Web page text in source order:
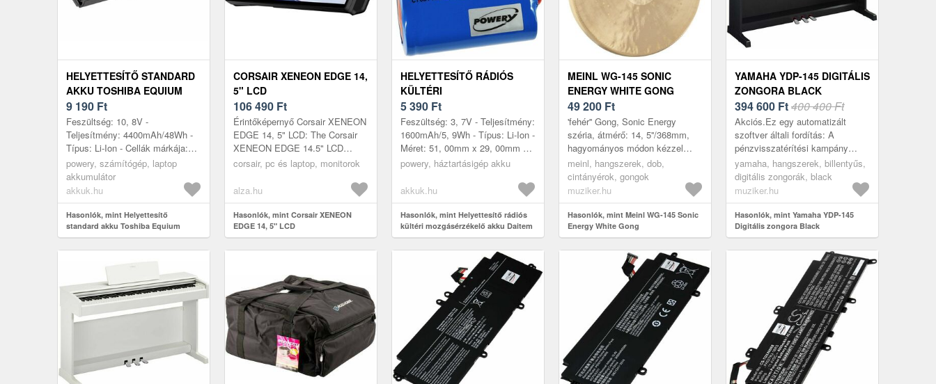
HELYETTESÍTŐ STANDARD
AKKU TOSHIBA EQUIUM
U400-145
9 190 Ft
Feszültség: 10, 8V -
Teljesítmény: 4400mAh/48Wh -
Típus: Li-Ion - Cellák márkája:
LG/SAMSUNG - Cellák száma: 6
- Méret: 205mm x 49, 7mm x 20,
1mm
powery, számítógép, laptop
akkumulátor
akkuk.hu
Hasonlók, mint Helyettesítő
standard akku Toshiba Equium
U400-145
CORSAIR XENEON EDGE 14,
5" LCD
106 490 Ft
Érintőképernyő Corsair XENEON
EDGE 14, 5" LCD: The Corsair
XENEON EDGE 14.5" LCD
Touchscreen is an innovative
workspace...
corsair, pc és laptop, monitorok
alza.hu
Hasonlók, mint Corsair XENEON
EDGE 14, 5" LCD
HELYETTESÍTŐ RÁDIÓS
KÜLTÉRI
MOZGÁSÉRZÉKELŐ AKKU
DAITEM 145-21X
5 390 Ft
Feszültség: 3, 7V - Teljesítmény:
1600mAh/5, 9Wh - Típus: Li-Ion -
Méret: 51, 00mm x 29, 00mm x
14, 50mm
powery, háztartásigép akku
akkuk.hu
Hasonlók, mint Helyettesítő rádiós
kültéri mozgásérzékelő akku Daitem
145-21X
MEINL WG-145 SONIC
ENERGY WHITE GONG
49 200 Ft
'fehér'' Gong, Sonic Energy
széria, átmérő: 14, 5''/368mm,
hagyományos módon kézzel
Kínában gyártják speciális bronz
ötvözet felhasználásával, kösz...
meinl, hangszerek, dob,
cintányérok, gongok
muziker.hu
Hasonlók, mint Meinl WG-145 Sonic
Energy White Gong
YAMAHA YDP-145 DIGITÁLIS
ZONGORA BLACK
394 600 Ft400 400 Ft
Akciós.Ez egy automatizált
szoftver általi fordítás: A
pénzvisszatérítési kampány
csak Szlovákiában,
Csehországban,
Lengyelországban,
yamaha, hangszerek, billentyűs,
digitális zongorák, black
muziker.hu
Hasonlók, mint Yamaha YDP-145
Digitális zongora Black